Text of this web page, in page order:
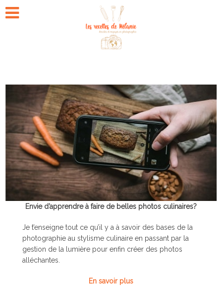
Envie d’apprendre à faire de belles photos culinaires?
Je t’enseigne tout ce qu’il y a à savoir des bases de la
photographie au stylisme culinaire en passant par la
gestion de la lumière pour enfin créer des photos
alléchantes.
En savoir plus